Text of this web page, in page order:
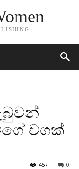
වගක්
0
457